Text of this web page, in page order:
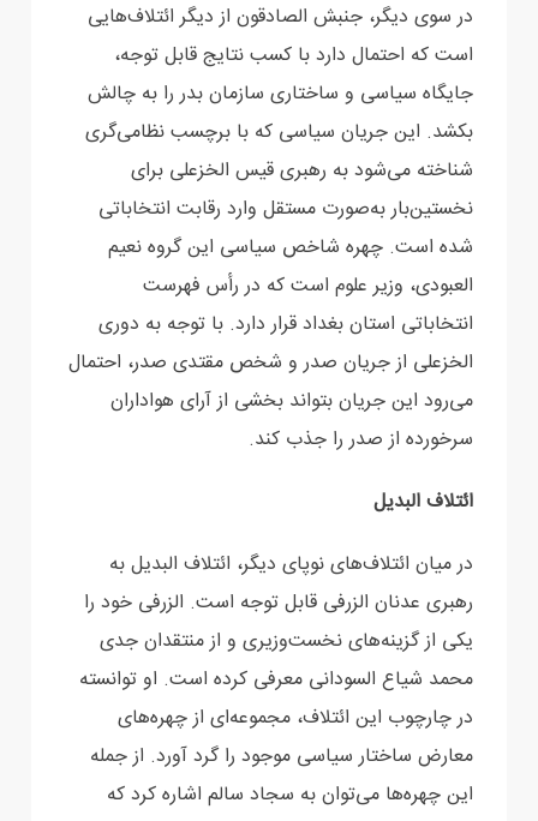
در سوی دیگر، جنبش الصادقون از دیگر ائتلاف‌هایی
است که احتمال دارد با کسب نتایج قابل توجه،
جایگاه ‏سیاسی و ساختاری سازمان بدر را به چالش
بکشد. این جریان سیاسی که با برچسب نظامی‌گری
شناخته ‏می‌شود به رهبری قیس الخزعلی برای
نخستین‌بار به‌صورت مستقل وارد رقابت انتخاباتی
شده است. چهره ‏شاخص سیاسی این گروه نعیم
العبودی، وزیر علوم است که در رأس فهرست
انتخاباتی استان بغداد قرار دارد. ‏با توجه به دوری
الخزعلی از جریان صدر و شخص مقتدی صدر، احتمال
می‌رود این جریان بتواند بخشی از ‏آرای هواداران
سرخورده از صدر را جذب کند.‏
ائتلاف البدیل
در میان ائتلاف‌های نوپای دیگر، ائتلاف البدیل به
رهبری عدنان الزرفی قابل توجه است. الزرفی خود را
یکی از ‏گزینه‌های نخست‌وزیری و از منتقدان جدی
محمد شیاع السودانی معرفی کرده است. او توانسته
در چارچوب ‏این ائتلاف، مجموعه‌ای از چهره‌های
معارض ساختار سیاسی موجود را گرد آورد. از جمله
این چهره‌ها می‌توان ‏به سجاد سالم اشاره کرد که